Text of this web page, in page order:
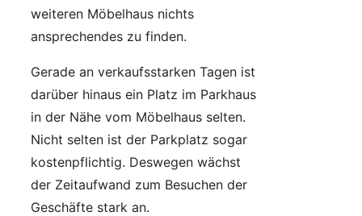
weiteren Möbelhaus nichts
ansprechendes zu finden.
Gerade an verkaufsstarken Tagen ist
darüber hinaus ein Platz im Parkhaus
in der Nähe vom Möbelhaus selten.
Nicht selten ist der Parkplatz sogar
kostenpflichtig. Deswegen wächst
der Zeitaufwand zum Besuchen der
Geschäfte stark an.